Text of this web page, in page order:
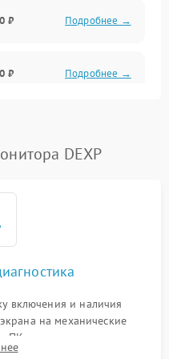
₽ Подробнее →
₽ Подробнее →
₽
₽ Подробнее →
₽
DEXP
включения и наличия
на механические
ПК для оценки вывода
выявления артефактов на